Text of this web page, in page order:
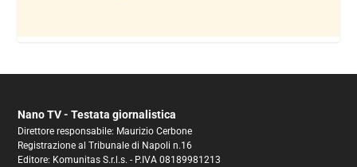
Nano TV - Testata giornalistica
Direttore responsabile: Maurizio Cerbone
Registrazione al Tribunale di Napoli n.16
Editore: Komunitas S.r.l.s. - P.IVA 08189981213